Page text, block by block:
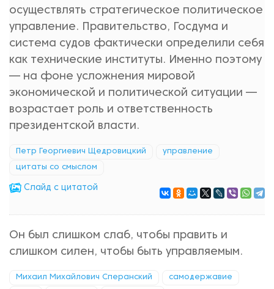
осуществлять стратегическое политическое
управление. Правительство, Госдума и
система судов фактически определили себя
как технические институты. Именно поэтому
— на фоне усложнения мировой
экономической и политической ситуации —
возрастает роль и ответственность
президентской власти.
Петр Георгиевич Щедровицкий управление
цитаты со смыслом
Cлайд с цитатой
Он был слишком слаб, чтобы править и
слишком силен, чтобы быть управляемым.
Михаил Михайлович Сперанский самодержавие